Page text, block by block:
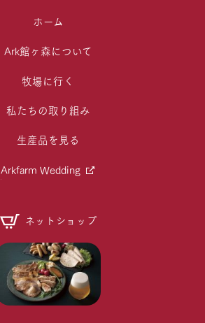
ホーム
Ark館ヶ森について
牧場に行く
私たちの取り組み
生産品を見る
Arkfarm Wedding
ネットショップ